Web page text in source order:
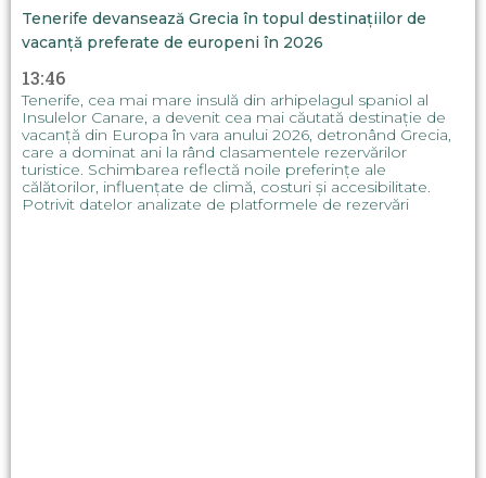
Tenerife devansează Grecia în topul destinațiilor de
vacanță preferate de europeni în 2026
13:46
Tenerife, cea mai mare insulă din arhipelagul spaniol al
Insulelor Canare, a devenit cea mai căutată destinație de
vacanță din Europa în vara anului 2026, detronând Grecia,
care a dominat ani la rând clasamentele rezervărilor
turistice. Schimbarea reflectă noile preferințe ale
călătorilor, influențate de climă, costuri și accesibilitate.
Potrivit datelor analizate de platformele de rezervări